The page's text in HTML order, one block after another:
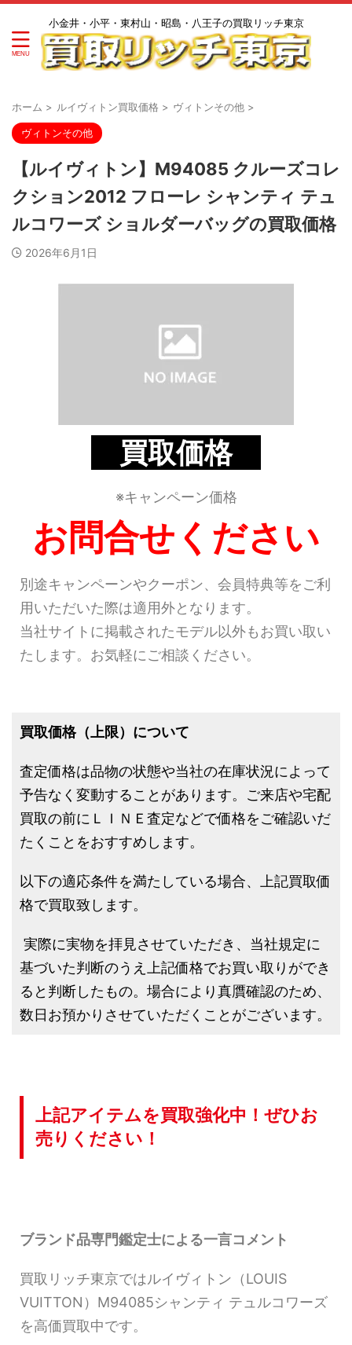
小金井・小平・東村山・昭島・八王子の買取リッチ東京
ホーム > ルイヴィトン買取価格 > ヴィトンその他 >
ヴィトンその他
【ルイヴィトン】M94085 クルーズコレ
クション2012 フローレ シャンティ テュ
ルコワーズ ショルダーバッグの買取価格
2026年6月1日
買取価格
※キャンペーン価格
お問合せください
別途キャンペーンやクーポン、会員特典等をご利
用いただいた際は適用外となります。
当社サイトに掲載されたモデル以外もお買い取い
たします。お気軽にご相談ください。
買取価格（上限）について
査定価格は品物の状態や当社の在庫状況によって
予告なく変動することがあります。ご来店や宅配
買取の前にＬＩＮＥ査定などで価格をご確認いだ
たくことをおすすめします。
以下の適応条件を満たしている場合、上記買取価
格で買取致します。
実際に実物を拝見させていただき、当社規定に
基づいた判断のうえ上記価格でお買い取りができ
ると判断したもの。場合により真贋確認のため、
数日お預かりさせていただくことがございます。
上記アイテムを買取強化中！ぜひお
売りください！
ブランド品専門鑑定士による一言コメント
買取リッチ東京ではルイヴィトン（LOUIS
VUITTON）M94085シャンティ テュルコワーズ
を高価買取中です。